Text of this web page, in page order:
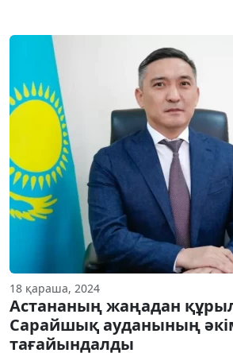
18 қараша, 2024
Астананың жаңадан
Сарайшық ауданының
тағайындалды